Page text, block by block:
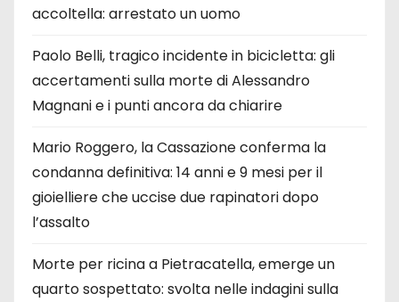
accoltella: arrestato un uomo
Paolo Belli, tragico incidente in bicicletta: gli
accertamenti sulla morte di Alessandro
Magnani e i punti ancora da chiarire
Mario Roggero, la Cassazione conferma la
condanna definitiva: 14 anni e 9 mesi per il
gioielliere che uccise due rapinatori dopo
l’assalto
Morte per ricina a Pietracatella, emerge un
quarto sospettato: svolta nelle indagini sulla